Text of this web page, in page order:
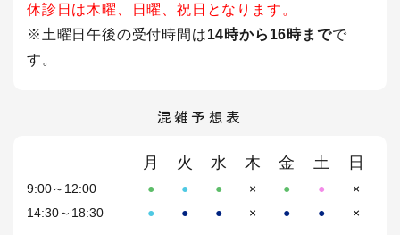
休診日は木曜、日曜、祝日となります。
※土曜日午後の受付時間は14時から16時までで
す。
混雑予想表
月 火 水 木 金 土 日
9:00～12:00 ● ● ● × ● ●
×
14:30～18:30
● ● ● × ● ● ×